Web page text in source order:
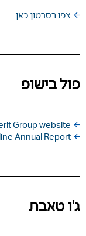
צפו בסרטון כאן
פול בישופ
Group website
Annual Report
ג'ו טאבת